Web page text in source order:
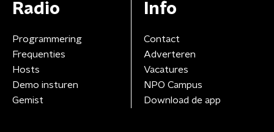
Radio
Programmering
Frequenties
Hosts
Demo insturen
Gemist
Info
Contact
Adverteren
Vacatures
NPO Campus
Download de app